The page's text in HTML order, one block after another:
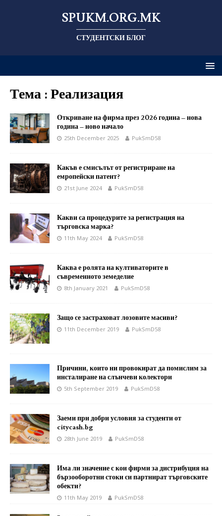
SPUKM.ORG.MK
СТУДЕНТСКИ БЛОГ
Тема : Реализация
Откриване на фирма през 2026 година – нова
година – ново начало
25th December 2025 PukSmD58
Какъв е смисълът от регистриране на
емропейски патент?
21st June 2024 PukSmD58
Какви са процедурите за регистрация на
търговска марка?
11th May 2024 PukSmD58
Каква е ролята на култиваторите в
съвременното земеделие
8th January 2021 PukSmD58
Защо се застраховат лозовите масиви?
11th December 2019 PukSmD58
Причини, които ни провокират да помислим за
инсталиране на слънчеви колектори
5th September 2019 PukSmD58
Заеми при добри условия за студенти от
citycash.bg
28th June 2019 PukSmD58
Има ли значение с кои фирми за дистрибуция на
бързооборотни стоки си партнират търговските
обекти?
11th May 2019 PukSmD58